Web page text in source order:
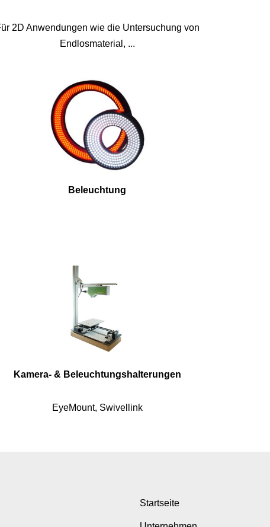
2D Anwendungen wie die Untersuchung von
Endlosmaterial, ...
Beleuchtung
Kamera- & Beleuchtungshalterungen
EyeMount, Swivellink
Startseite